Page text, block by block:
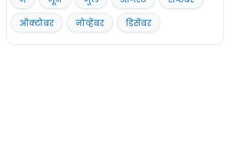
ऑक्टोबर
नोव्हेंबर डिसेंबर